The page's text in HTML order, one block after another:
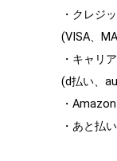
・クレジ
(VISA、
・キャリ
(d払い、
・
・あと払